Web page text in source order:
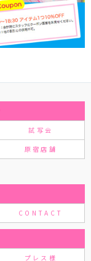
試写会
原宿店舗
CONTACT
プレス様